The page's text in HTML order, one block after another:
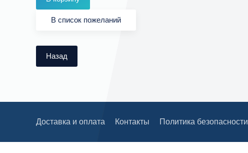
Доставка и оплата Контакты Политика безопасности